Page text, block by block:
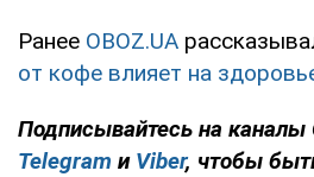
Ранее OBOZ.UA
от кофе влияет на
Подписывайтесь на каналы
Telegram и Viber, чтобы